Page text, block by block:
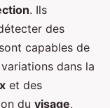
. Ils
des
capables de
dans la
et des
du visage,